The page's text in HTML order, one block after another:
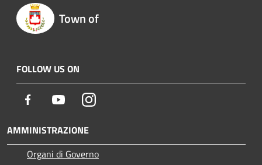
Town of
FOLLOW US ON
Facebook YoutubeInstagram
AMMINISTRAZIONE
Organi di Governo